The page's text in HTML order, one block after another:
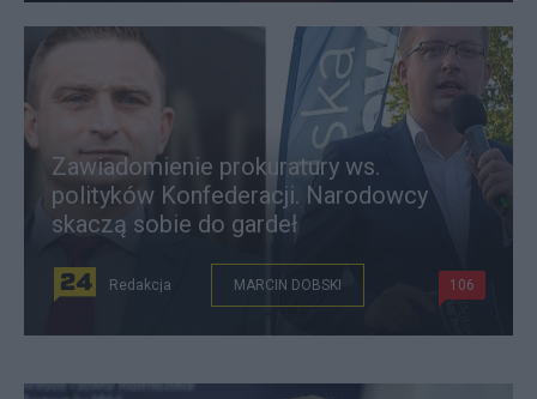
Zawiadomienie prokuratury ws.
polityków Konfederacji. Narodowcy
skaczą sobie do gardeł
Redakcja MARCIN DOBSKI 106